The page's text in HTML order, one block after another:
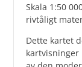
Skala 1:50
rivtåligt
Dette kartet
kartvisninger